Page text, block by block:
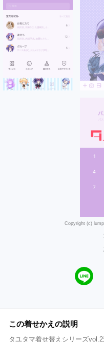
Copyright (c)
この着せかえの説明
タユタマ着せ替えシリーズ